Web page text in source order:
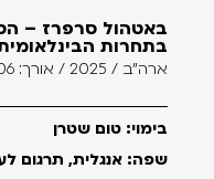
באטהול סרפרז –
בתחרות הבינלאומית!
ארה"ב / 2025 / אורך: 106
בימוי: טום שטרן
שפה: אנגלית, תרגום